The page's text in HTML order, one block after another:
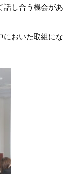
話し合う機会があ
においた取組にな